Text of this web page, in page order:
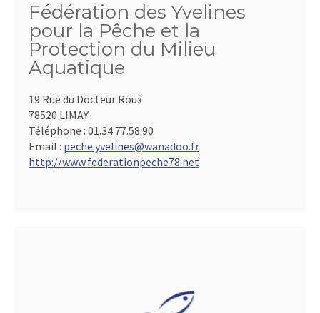
Fédération des Yvelines
pour la Pêche et la
Protection du Milieu
Aquatique
19 Rue du Docteur Roux
78520 LIMAY
Téléphone : 01.34.77.58.90
Email : peche.yvelines@wanadoo.fr
http://www.federationpeche78.net